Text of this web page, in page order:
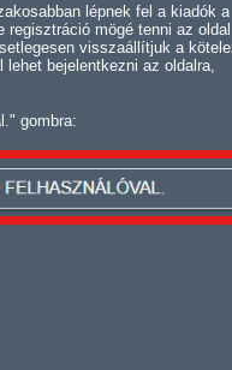
lépnek fel a kiadók a
mögé tenni az oldal
visszaállítjuk a
bejelentkezni az oldalra,
gombra: